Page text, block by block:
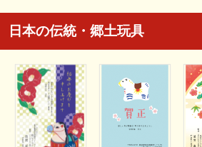
日本の伝統・郷土玩具